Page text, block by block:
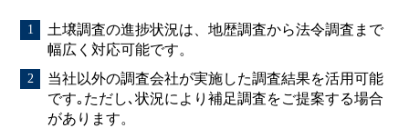
土壌調査の進捗状況は、地歴調査から法令調査まで
幅広く対応可能です。
当社以外の調査会社が実施した調査結果を活用可能
です｡ただし､状況により補足調査をご提案する場合
があります。